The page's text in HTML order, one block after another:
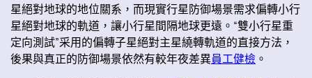
星絕對地球的地位關系，而現實行星防御場景需求偏轉小行
星絕對地球的軌道，讓小行星間隔地球更遠。“雙小行星重
定向測試”采用的偏轉子星絕對主星繞轉軌道的直接方法，
後果與真正的防御場景依然有較年夜差異員工健檢 。